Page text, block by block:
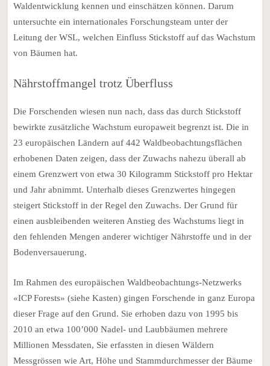
Waldentwicklung kennen und einschätzen können. Darum
untersuchte ein internationales Forschungsteam unter der
Leitung der WSL, welchen Einfluss Stickstoff auf das Wachstum
von Bäumen hat.
Nährstoffmangel trotz Überfluss
Die Forschenden wiesen nun nach, dass das durch Stickstoff
bewirkte zusätzliche Wachstum europaweit begrenzt ist. Die in
23 europäischen Ländern auf 442 Waldbeobachtungsflächen
erhobenen Daten zeigen, dass der Zuwachs nahezu überall ab
einem Grenzwert von etwa 30 Kilogramm Stickstoff pro Hektar
und Jahr abnimmt. Unterhalb dieses Grenzwertes hingegen
steigert Stickstoff in der Regel den Zuwachs. Der Grund für
einen ausbleibenden weiteren Anstieg des Wachstums liegt in
den fehlenden Mengen anderer wichtiger Nährstoffe und in der
Bodenversauerung.
Im Rahmen des europäischen Waldbeobachtungs-Netzwerks
«ICP Forests» (siehe Kasten) gingen Forschende in ganz Europa
dieser Frage auf den Grund. Sie erhoben dazu von 1995 bis
2010 an etwa 100’000 Nadel- und Laubbäumen mehrere
Millionen Messdaten, Sie erfassten in diesen Wäldern
Messgrössen wie Art, Höhe und Stammdurchmesser der Bäume